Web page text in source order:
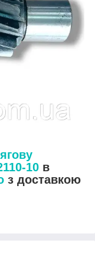
10 в
з доставкою